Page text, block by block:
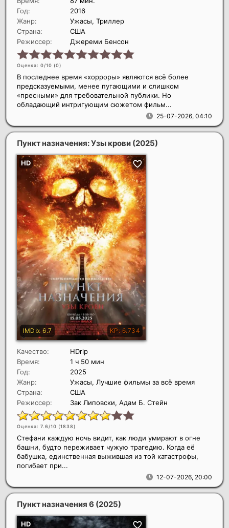
Год:
2016
Жанр:
Ужасы, Триллер
Страна:
США
Режиссер:
Джереми Бенсон
Оценка: 0/10 (0)
25-07-2026, 04:10
В последнее время «хорроры» являются всё более
предсказуемыми, менее пугающими и слишком
«пресными» для требовательной публики. Но
обладающий интригующим сюжетом фильм...
Пункт назначения: Узы крови (2025)
Качество:
HDrip
Время:
1 ч 50 мин
Год:
2025
Жанр:
Ужасы, Лучшие фильмы за всё время
Страна:
США
Режиссер:
Зак Липовски, Адам Б. Стейн
Оценка: 7.6/10 (1838)
12-07-2026, 20:00
Стефани каждую ночь видит, как люди умирают в огне
башни, будто переживает чужую трагедию. Когда её
бабушка, единственная выжившая из той катастрофы,
погибает при...
Пункт назначения 6 (2025)